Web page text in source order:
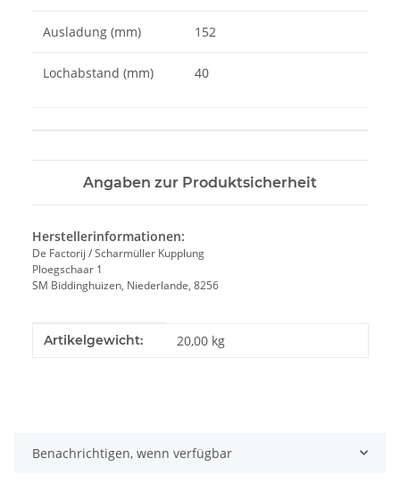
Ausladung (mm) 152
Lochabstand (mm) 40
Angaben zur Produktsicherheit
Herstellerinformationen:
De Factorij / Scharmüller Kupplung
Ploegschaar 1
SM Biddinghuizen, Niederlande, 8256
Produkteigenschaft
Wert
Artikelgewicht: 20,00 kg
Benachrichtigen, wenn verfügbar